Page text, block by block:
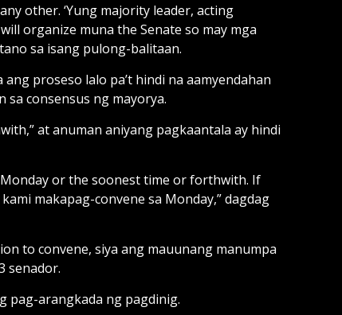
other. ‘Yung majority leader, acting
organize muna the Senate so may mga
sa isang pulong-balitaan.
proseso lalo pa’t hindi na aamyendahan
consensus ng mayorya.
at anuman aniyang pagkaantala ay hindi
or the soonest time or forthwith. If
makapag-convene sa Monday,” dagdag
to convene, siya ang mauunang manumpa
senador.
pag-arangkada ng pagdinig.